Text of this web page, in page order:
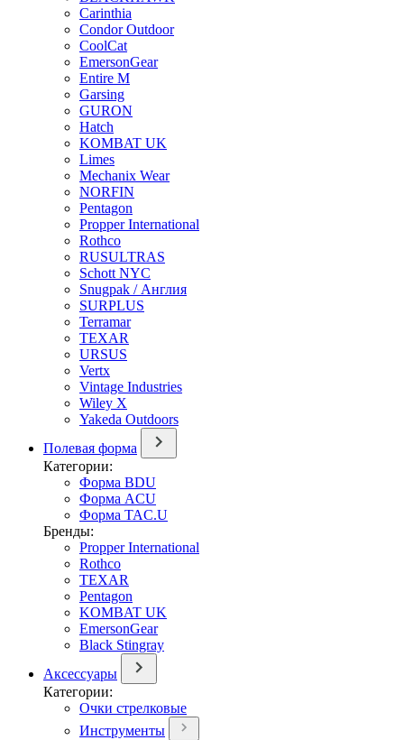
Carinthia
Condor Outdoor
CoolCat
EmersonGear
Entire M
Garsing
GURON
Hatch
KOMBAT UK
Limes
Mechanix Wear
NORFIN
Pentagon
Propper International
Rothco
RUSULTRAS
Schott NYC
Snugpak / Англия
SURPLUS
Terramar
TEXAR
URSUS
Vertx
Vintage Industries
Wiley X
Yakeda Outdoors
Полевая форма
Категории:
Форма BDU
Форма ACU
Форма TAC.U
Бренды:
Propper International
Rothco
TEXAR
Pentagon
KOMBAT UK
EmersonGear
Black Stingray
Аксессуары
Категории:
Очки стрелковые
Инструменты